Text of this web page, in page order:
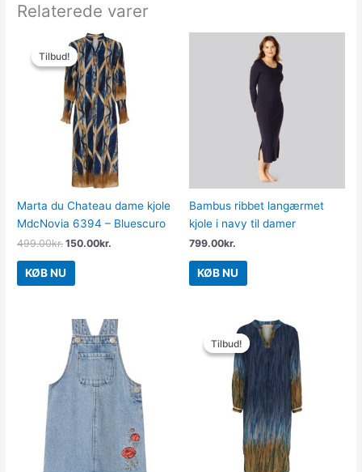
Relaterede varer
Tilbud!
Tilbud!
Marta du Chateau dame kjole
MdcNovia 6394 – Bluescuro
499.00kr.
Den
oprindelige
pris
var:
499.00kr..
150.00kr.
Den
aktuelle
pris
er:
150.00kr..
KØB NU
Bambus ribbet langærmet
kjole i navy til damer
799.00kr.
KØB NU
Tilbud!
Tilbud!
Den
oprindelige
pris
var:
499.00kr..
Den
aktuelle
pris
er:
150.00kr..